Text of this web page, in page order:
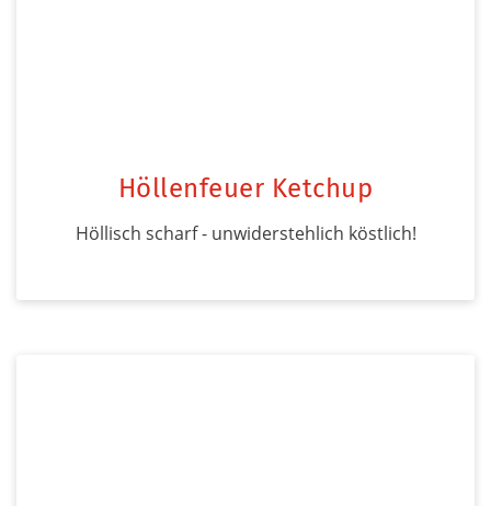
Höllenfeuer Ketchup
Höllisch scharf - unwiderstehlich köstlich!